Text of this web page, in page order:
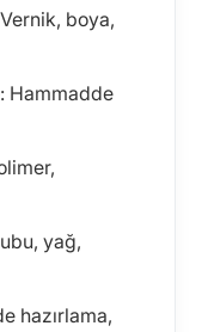
boya,
Hammadde
yağ,
hazırlama,